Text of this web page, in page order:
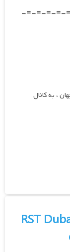
-=-=-=-=-
، به کانال
RST